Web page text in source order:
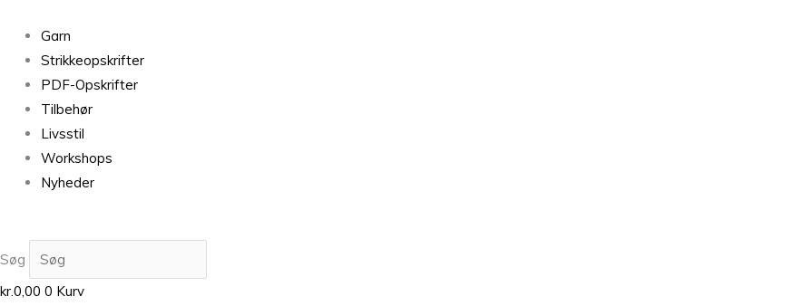
Garn
Strikkeopskrifter
PDF-Opskrifter
Tilbehør
Livsstil
Workshops
Nyheder
Søg
kr.0,00 0 Kurv